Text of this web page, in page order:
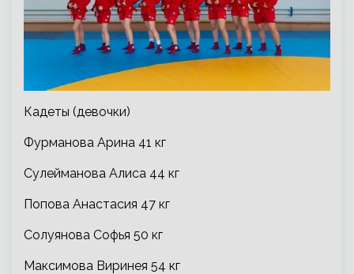
Кадеты (девочки)
Фурманова Арина 41 кг
Сулейманова Алиса 44 кг
Попова Анастасия 47 кг
Солуянова Софья 50 кг
Максимова Виринея 54 кг